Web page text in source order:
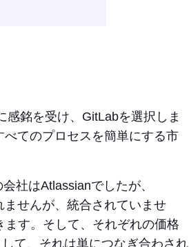
銘を受け、GitLabを選択しま
てのプロセスを簡単にする市
社はAtlassianでしたが、
せんが、統合されていませ
す。そして、それぞれの価格
て、それは単につなぎ合わされ